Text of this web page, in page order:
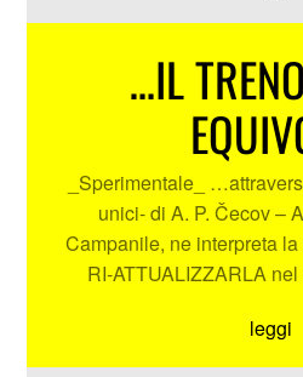
…IL
_Sperimentale_
unici- di A. P. Čecov –
Campanile, ne interpreta la
RI-ATTUALIZZARLA
leggi